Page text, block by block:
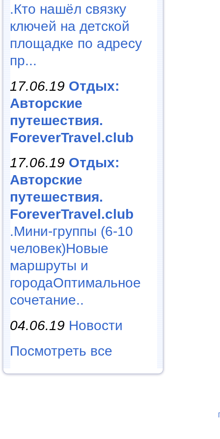
.Кто нашёл связку
ключей на детской
площадке по адресу
пр...
17.06.19 Отдых:
Авторские
путешествия.
ForeverTravel.club
17.06.19 Отдых:
Авторские
путешествия.
ForeverTravel.club
.Мини-группы (6-10
человек)Новые
маршруты и
городаОптимальное
сочетание..
04.06.19 Новости
Посмотреть все